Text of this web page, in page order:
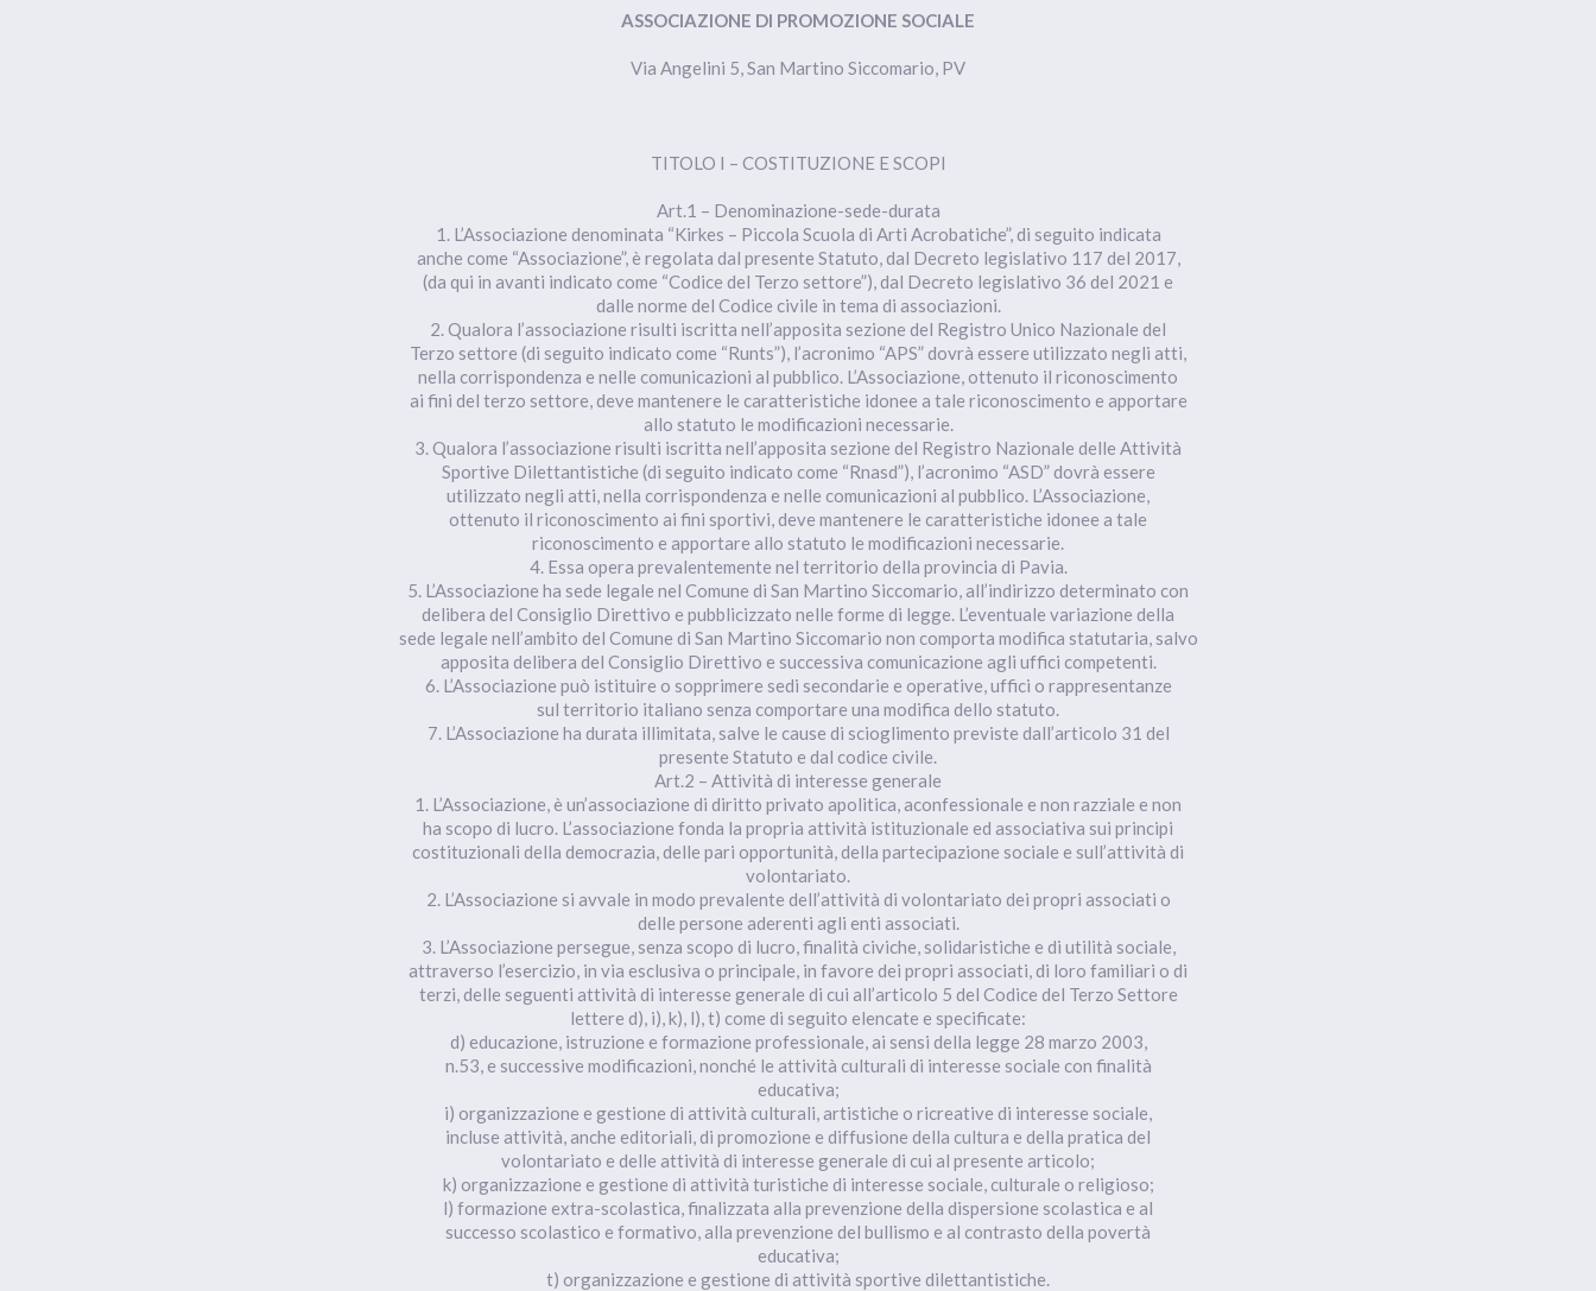
ASSOCIAZIONE DI PROMOZIONE SOCIALE
Via Angelini 5, San Martino Siccomario, PV
TITOLO I – COSTITUZIONE E SCOPI
Art.1 – Denominazione-sede-durata
1. L’Associazione denominata “Kirkes – Piccola Scuola di Arti Acrobatiche”, di seguito indicata
anche come “Associazione”, è regolata dal presente Statuto, dal Decreto legislativo 117 del 2017,
(da qui in avanti indicato come “Codice del Terzo settore”), dal Decreto legislativo 36 del 2021 e
dalle norme del Codice civile in tema di associazioni.
2. Qualora l’associazione risulti iscritta nell’apposita sezione del Registro Unico Nazionale del
Terzo settore (di seguito indicato come “Runts”), l’acronimo “APS” dovrà essere utilizzato negli atti,
nella corrispondenza e nelle comunicazioni al pubblico. L’Associazione, ottenuto il riconoscimento
ai fini del terzo settore, deve mantenere le caratteristiche idonee a tale riconoscimento e apportare
allo statuto le modificazioni necessarie.
3. Qualora l’associazione risulti iscritta nell’apposita sezione del Registro Nazionale delle Attività
Sportive Dilettantistiche (di seguito indicato come “Rnasd”), l’acronimo “ASD” dovrà essere
utilizzato negli atti, nella corrispondenza e nelle comunicazioni al pubblico. L’Associazione,
ottenuto il riconoscimento ai fini sportivi, deve mantenere le caratteristiche idonee a tale
riconoscimento e apportare allo statuto le modificazioni necessarie.
4. Essa opera prevalentemente nel territorio della provincia di Pavia.
5. L’Associazione ha sede legale nel Comune di San Martino Siccomario, all’indirizzo determinato con
delibera del Consiglio Direttivo e pubblicizzato nelle forme di legge. L’eventuale variazione della
sede legale nell’ambito del Comune di San Martino Siccomario non comporta modifica statutaria, salvo
apposita delibera del Consiglio Direttivo e successiva comunicazione agli uffici competenti.
6. L’Associazione può istituire o sopprimere sedi secondarie e operative, uffici o rappresentanze
sul territorio italiano senza comportare una modifica dello statuto.
7. L’Associazione ha durata illimitata, salve le cause di scioglimento previste dall’articolo 31 del
presente Statuto e dal codice civile.
Art.2 – Attività di interesse generale
1. L’Associazione, è un’associazione di diritto privato apolitica, aconfessionale e non razziale e non
ha scopo di lucro. L’associazione fonda la propria attività istituzionale ed associativa sui principi
costituzionali della democrazia, delle pari opportunità, della partecipazione sociale e sull’attività di
volontariato.
2. L’Associazione si avvale in modo prevalente dell’attività di volontariato dei propri associati o
delle persone aderenti agli enti associati.
3. L’Associazione persegue, senza scopo di lucro, finalità civiche, solidaristiche e di utilità sociale,
attraverso l’esercizio, in via esclusiva o principale, in favore dei propri associati, di loro familiari o di
terzi, delle seguenti attività di interesse generale di cui all’articolo 5 del Codice del Terzo Settore
lettere d), i), k), l), t) come di seguito elencate e specificate:
d) educazione, istruzione e formazione professionale, ai sensi della legge 28 marzo 2003,
n.53, e successive modificazioni, nonché le attività culturali di interesse sociale con finalità
educativa;
i) organizzazione e gestione di attività culturali, artistiche o ricreative di interesse sociale,
incluse attività, anche editoriali, di promozione e diffusione della cultura e della pratica del
volontariato e delle attività di interesse generale di cui al presente articolo;
k) organizzazione e gestione di attività turistiche di interesse sociale, culturale o religioso;
l) formazione extra-scolastica, finalizzata alla prevenzione della dispersione scolastica e al
successo scolastico e formativo, alla prevenzione del bullismo e al contrasto della povertà
educativa;
t) organizzazione e gestione di attività sportive dilettantistiche.